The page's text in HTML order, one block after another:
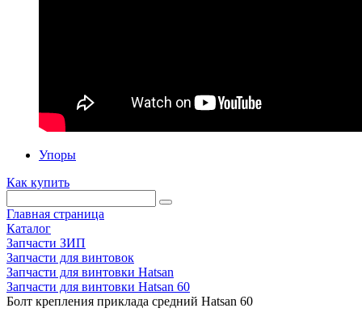
Упоры
Как купить
Главная страница
Каталог
Запчасти ЗИП
Запчасти для винтовок
Запчасти для винтовки Hatsan
Запчасти для винтовки Hatsan 60
Болт крепления приклада средний Hatsan 60